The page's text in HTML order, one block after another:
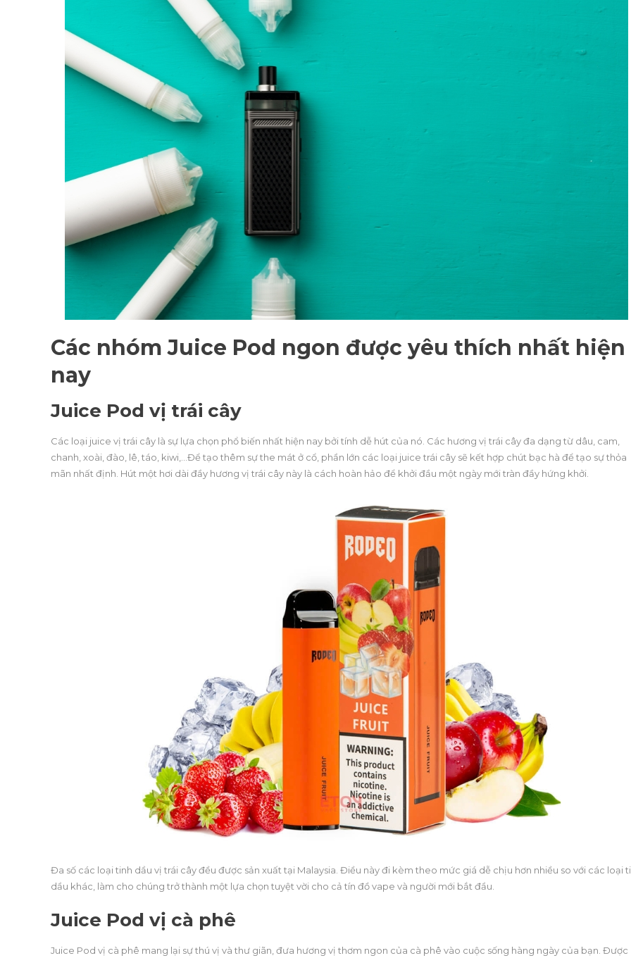
Các nhóm Juice Pod ngon được yêu thích nhất hiện
nay
Juice Pod vị trái cây
Các loại juice vị trái cây là sự lựa chọn phổ biến nhất hiện nay bởi tính dễ hút của nó. Các hương vị trái cây đa dạng từ dâu, cam,
chanh, xoài, đào, lê, táo, kiwi,…Để tạo thêm sự the mát ở cổ, phần lớn các loại juice trái cây sẽ kết hợp chút bạc hà để tạo sự thỏa
mãn nhất định. Hút một hơi dài đầy hương vị trái cây này là cách hoàn hảo để khởi đầu một ngày mới tràn đầy hứng khởi.
Đa số các loại tinh dầu vị trái cây đều được sản xuất tại Malaysia. Điều này đi kèm theo mức giá dễ chịu hơn nhiều so với các loại
dầu khác, làm cho chúng trở thành một lựa chọn tuyệt vời cho cả tín đồ vape và người mới bắt đầu.
Juice Pod vị cà phê
Juice Pod vị cà phê mang lại sự thú vị và thư giãn, đưa hương vị thơm ngon của cà phê vào cuộc sống hàng ngày của bạn. Được